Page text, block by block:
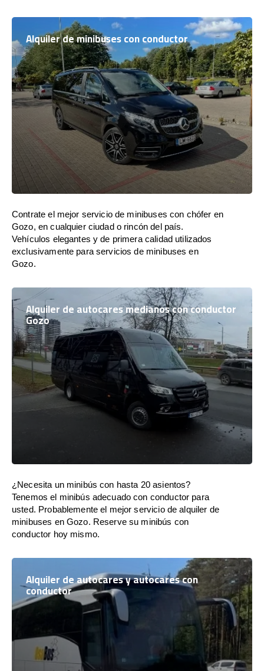
Alquiler de minibuses con conductor
Contrate el mejor servicio de minibuses con chófer en
Gozo, en cualquier ciudad o rincón del país.
Vehículos elegantes y de primera calidad utilizados
exclusivamente para servicios de minibuses en
Gozo.
Alquiler de autocares medianos con conductor
Gozo
¿Necesita un minibús con hasta 20 asientos?
Tenemos el minibús adecuado con conductor para
usted. Probablemente el mejor servicio de alquiler de
minibuses en Gozo. Reserve su minibús con
conductor hoy mismo.
Alquiler de autocares y autocares con
conductor